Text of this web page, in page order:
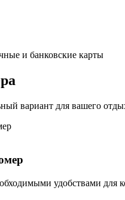
и банковские карты
вариант для вашего
удобствами для